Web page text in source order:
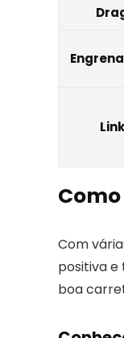
Link
Com
positiva e
boa